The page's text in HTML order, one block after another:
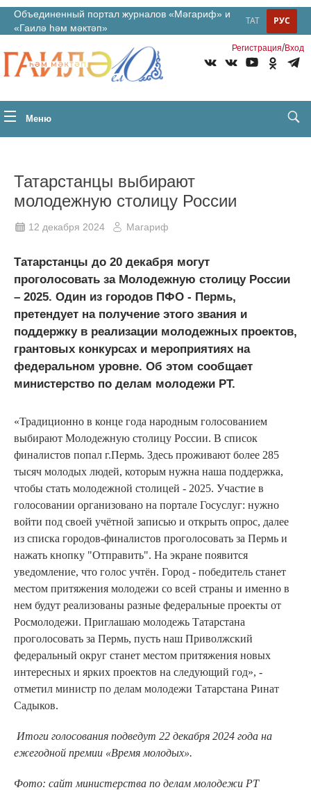
Объединенный портал журналов «Мәгариф» и
«Гаилә һәм мәктәп»
РУС
ТАТ
Регистрация/Вход
Меню
Татарстанцы выбирают
молодежную столицу России
12 декабря 2024 Магариф
Татарстанцы до 20 декабря могут
проголосовать за Молодежную столицу России
– 2025. Один из городов ПФО - Пермь,
претендует на получение этого звания и
поддержку в реализации молодежных проектов,
грантовых конкурсах и мероприятиях на
федеральном уровне. Об этом сообщает
министерство по делам молодежи РТ.
«Традиционно в конце года народным голосованием
выбирают Молодежную столицу России. В список
финалистов попал г.Пермь. Здесь проживают более 285
тысяч молодых людей, которым нужна наша поддержка,
чтобы стать молодежной столицей - 2025. Участие в
голосовании организовано на портале Госуслуг: нужно
войти под своей учётной записью и открыть опрос, далее
из списка городов-финалистов проголосовать за Пермь и
нажать кнопку "Отправить". На экране появится
уведомление, что голос учтён. Город - победитель станет
местом притяжения молодежи со всей страны и именно в
нем будут реализованы разные федеральные проекты от
Росмолодежи. Приглашаю молодежь Татарстана
проголосовать за Пермь, пусть наш Приволжский
федеральный округ станет местом притяжения новых
интересных и ярких проектов на следующий год», -
отметил министр по делам молодежи Татарстана Ринат
Садыков.
Итоги голосования подведут 22 декабря 2024 года на
ежегодной премии «Время молодых».
Фото: сайт министерства по делам молодежи РТ